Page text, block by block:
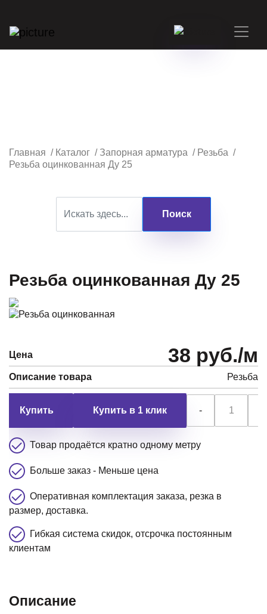
Главная / Каталог / Запорная арматура / Резьба /
Резьба оцинкованная Ду 25
Поиск
Резьба оцинкованная Ду 25
Цена 38 руб./м
Описание товара Резьба
Купить в 1 клик -
Товар продаётся кратно одному метру
Больше заказ - Меньше цена
Оперативная комплектация заказа, резка в
размер, доставка.
Гибкая система скидок, отсрочка постоянным
клиентам
Описание